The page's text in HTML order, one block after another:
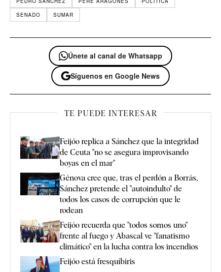
SENADO
SUMAR
Únete al canal de Whatsapp
Síguenos en Google News
TE PUEDE INTERESAR
Feijóo replica a Sánchez que la integridad
de Ceuta "no se asegura improvisando
boyas en el mar"
Génova cree que, tras el perdón a Borràs,
Sánchez pretende el "autoindulto" de
todos los casos de corrupción que le
rodean
Feijóo recuerda que "todos somos uno"
frente al fuego y Abascal ve "fanatismo
climático" en la lucha contra los incendios
Feijóo está fresquíbiris